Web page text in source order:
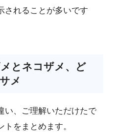
されることが多いです
とネコザメ、ど
メ
い、ご理解いただけたで
をまとめます。